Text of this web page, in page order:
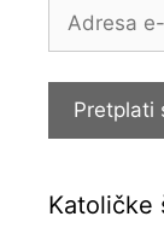
e-
Pretplati
Katoličke